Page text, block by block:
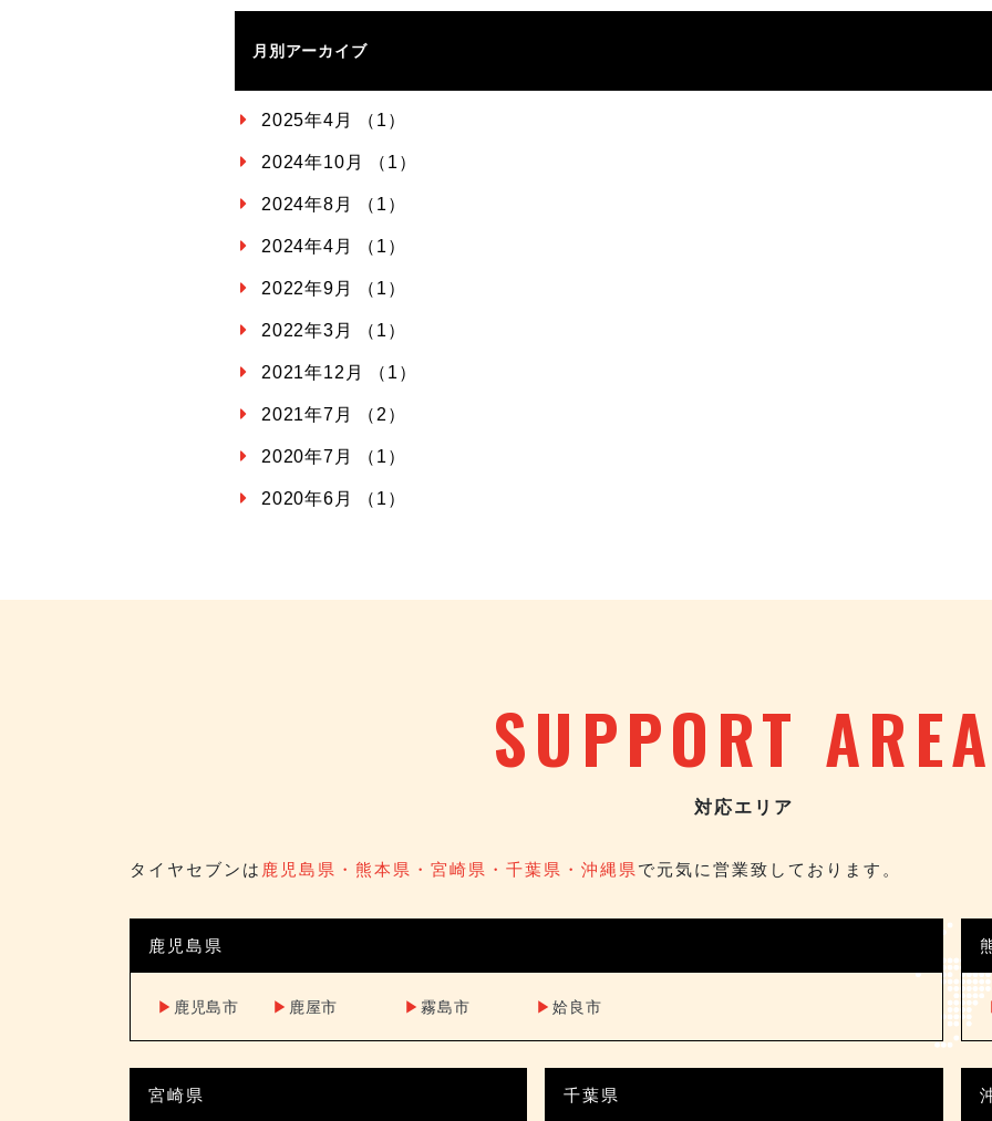
月別アーカイブ
2025年4月 （1）
2024年10月 （1）
2024年8月 （1）
2024年4月 （1）
2022年9月 （1）
2022年3月 （1）
2021年12月 （1）
2021年7月 （2）
2020年7月 （1）
2020年6月 （1）
SUPPORT
対応エリア
タイヤセブンは 鹿児島県・熊本県・宮崎県・千葉県・沖縄県 で元気に営業致しております。
鹿児島県
▶︎ 鹿児島市 ▶︎ 鹿屋市 ▶︎ 霧島市 ▶︎姶良市
宮崎県 千葉県